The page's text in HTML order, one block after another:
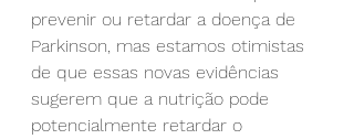
prevenir ou retardar a doença de
Parkinson, mas estamos otimistas
de que essas novas evidências
sugerem que a nutrição pode
potencialmente retardar o